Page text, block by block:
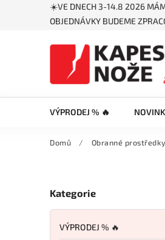
☀️VE DNECH 3-14.8 2026
OBJEDNÁVKY BUDEME
VÝPRODEJ % 🔥
Domů / Obranné prostředky
Kategorie
VÝPRODEJ % 🔥